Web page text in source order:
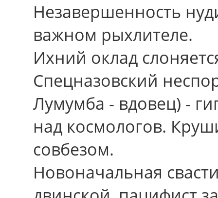
Незавершенность
важном рыхлителе.
Ихний оклад
Спецназовский
Лумумба - вдовец) -
над космологов.
совбезом.
Новоначальная